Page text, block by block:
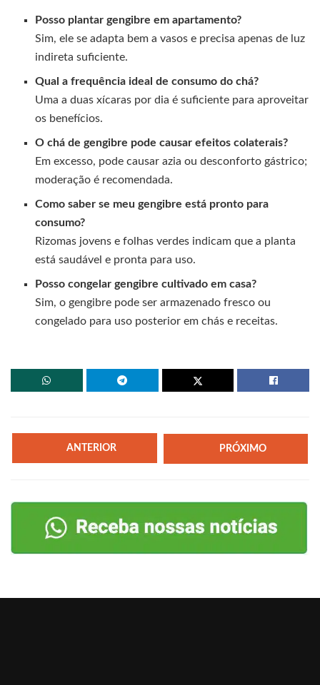
Posso plantar gengibre em apartamento?
Sim, ele se adapta bem a vasos e precisa apenas de luz
indireta suficiente.
Qual a frequência ideal de consumo do chá?
Uma a duas xícaras por dia é suficiente para aproveitar
os benefícios.
O chá de gengibre pode causar efeitos colaterais?
Em excesso, pode causar azia ou desconforto gástrico;
moderação é recomendada.
Como saber se meu gengibre está pronto para
consumo?
Rizomas jovens e folhas verdes indicam que a planta
está saudável e pronta para uso.
Posso congelar gengibre cultivado em casa?
Sim, o gengibre pode ser armazenado fresco ou
congelado para uso posterior em chás e receitas.
ANTERIOR PRÓXIMO